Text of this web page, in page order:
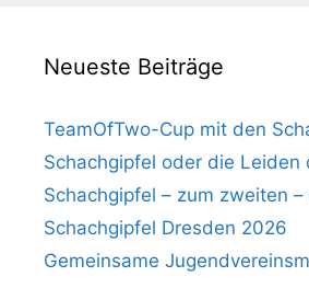
Neueste Beiträge
TeamOfTwo-Cup mit den
Schachgipfel oder die Leiden
Schachgipfel – zum zweiten
Schachgipfel Dresden 2026
Gemeinsame